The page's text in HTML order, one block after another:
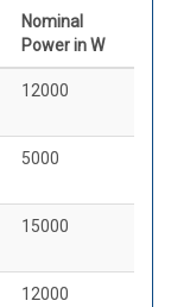
Nominal
Power in W
12000
5000
15000
12000